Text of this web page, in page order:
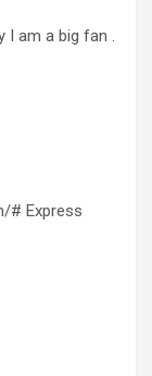
I am a big fan .
# Express